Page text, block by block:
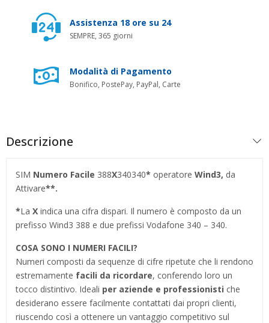
Assistenza 18 ore su 24
SEMPRE, 365 giorni
Modalità di Pagamento
Bonifico, PostePay, PayPal, Carte
Descrizione
SIM Numero Facile 388X340340* operatore Wind3, da
Attivare**.
*La X indica una cifra dispari. Il numero è composto da un
prefisso Wind3 388 e due prefissi Vodafone 340 – 340.
COSA SONO I NUMERI FACILI?
Numeri composti da sequenze di cifre ripetute che li rendono
estremamente facili da ricordare, conferendo loro un
tocco distintivo. Ideali per aziende e professionisti che
desiderano essere facilmente contattati dai propri clienti,
riuscendo così a ottenere un vantaggio competitivo sul